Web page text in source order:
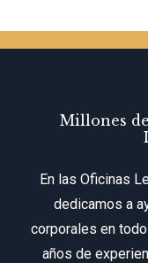
Millones
En las Oficinas
dedicamos a
corporales en
años de